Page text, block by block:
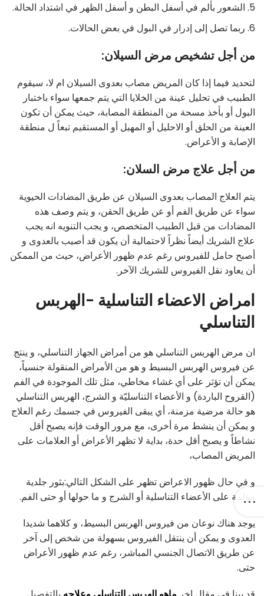
الشعور بألم في أسفل البطن و أسفل الظهر في اشتداد الحالة.
ربما تصل إلى إدرار في البول في بعض الحالات.
من أجل تشخيص مرض السيلان:
لتحديد فيما إذا كان المريض مصاب بعدوى السيلان ام لا، سيقوم
الطبيب في تحليل عينة من الخلايا التي يتم جمعها سواء باختبار
البول أو بأخذ مسحة من المنطقة المصابة، حيث يمكن أن تكون
العينة من الحلق أو الاحليل أو المهبل أو المستقيم تبعاً ل منطقة
الإصابة و الأعراض.
من أجل علاج مرض السلان:
يتم العلاج المصاب بعدوى السيلان عن طريق المضادات الحيوية
سواء عن طريق الفم أو عن طريق الحقن، و يتم وصف هذه
المضادات من قبل الطبيب المتخصص، و يجب التنويه انه يجب
علاج الشريك أيضاً نظراً لاحتمالية أن يكون قد أصيب بالعدوى و
أصبح حامل للفيروس رغم عدم ظهور الأعراض، حيث من الممكن
أن يعاود نقل الفيروس للشريك الآخر.
امراض الاعضاء التناسلية -الهربس
التناسلي
ان مرض الهربس التناسلي هو من أمراض الجهاز التناسلي، و ينتج
عن فيروس الهربس البسيط و هو من الأمراض المنقولة جنسياً،
يمكن أن تؤثر على أي غشاء مخاطي، مثل تلك الموجودة في الفم
(القروح الباردة) و الأعضاء التناسليّة و الشرج، الهربس التناسلي
هو حالة مرضية مزمنة، أي يبقى الفيروس في جسمك رغم العلاج
و يمكن أن ينشط مرة أخرى، مع مرور الوقت فإنه يصبح أقل
نشاطاً و يصبح أقل حدة، بداية لا تظهر الأعراض أو العلامات على
المريض المصاب،
و في حال ظهور الاعراض تظهر على الشكل التالي:بثور جلدية
مؤلمة على الأعضاء التناسلية أو الشرج و ما حولها أو حتى الفم.
يوجد هناك نوعان من فيروس الهربس البسيط، و كلاهما شديدا
العدوى و يمكن أن ينتقل الفيروس بسهولة من شخص إلى آخر
عن طريق الاتصال الجنسي المباشر، رغم عدم ظهور الأعراض
حتى.